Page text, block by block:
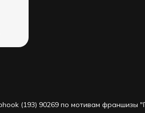
продукт. Разработчик/
(193) 90269 по мотивам франшизы